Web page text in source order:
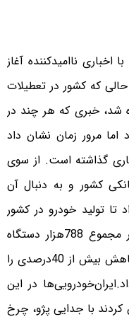
خودروسازی کشور سال 1391 را با اخباری ناامیدکننده آغاز
که کشور در تعطیلات
شد، خبری که هر چند در
مرور زمان نشان داد
گذاشته است. از سوی
کشور و به دنبال آن
تولید خودرو در کشور
سقوط کند تا جایی که در این سال در مجموع 788هزار دستگاه
خودروی سواری در کشور تولید شد که کاهش بیش از 40درصدی را
در این
با جدایی پژو، چرخ